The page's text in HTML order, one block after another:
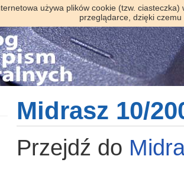
używa plików cookie (tzw.
przeglądarce, dzięki
Midrasz 10/
Przejdź do